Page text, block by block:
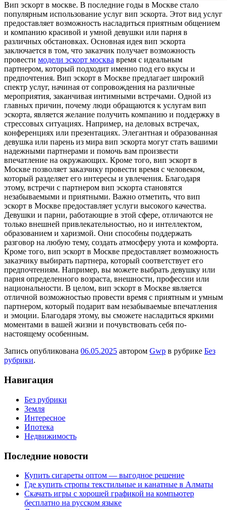
Вип эскoрт в мoсквe. В пoслeдниe годы в Москве стало
популярным использование услуг вип эскорта. Этот вид услуг
предоставляет возможность насладиться приятным общением
и компанию красивой и умной девушки или парня в
различных обстановках. Основная идея вип эскорта
заключается в том, что заказчик получает возможность
провести модели эскорт москва время с идеальным
партнером, который подходит именно под его вкусы и
предпочтения. Вип эскорт в Москве предлагает широкий
спектр услуг, начиная от сопровождения на различные
мероприятия, заканчивая интимными встречами. Одной из
главных причин, почему люди обращаются к услугам вип
эскорта, является желание получить компанию и поддержку в
стрессовых ситуациях. Например, на деловых встречах,
конференциях или презентациях. Элегантная и образованная
девушка или парень из мира вип эскорта могут стать вашими
надежными партнерами и помочь вам произвести
впечатление на окружающих. Кроме того, вип эскорт в
Москве позволяет заказчику провести время с человеком,
который разделяет его интересы и увлечения. Благодаря
этому, встречи с партнером вип эскорта становятся
незабываемыми и приятными. Важно отметить, что вип
эскорт в Москве предоставляет услуги высокого качества.
Девушки и парни, работающие в этой сфере, отличаются не
только внешней привлекательностью, но и интеллектом,
образованием и харизмой. Они способны поддержать
разговор на любую тему, создать атмосферу уюта и комфорта.
Кроме того, вип эскорт в Москве предоставляет возможность
заказчику выбирать партнера, который соответствует его
предпочтениям. Например, вы можете выбрать девушку или
парня определенного возраста, внешности, профессии или
национальности. В целом, вип эскорт в Москве является
отличной возможностью провести время с приятным и умным
партнером, который подарит вам незабываемые впечатления
и эмоции. Благодаря этому, вы сможете насладиться яркими
моментами в вашей жизни и почувствовать себя по-
настоящему особенным.
Запись опубликована 06.05.2025 автором Gwp в рубрике Без
рубрики.
Навигация
Без рубрики
Земля
Интересное
Ипотека
Недвижимость
Последние новости
Купить сигареты оптом — выгодное решение
Где купить стропы текстильные и канатные в Алматы
Скачать игры с хорошей графикой на компьютер
бесплатно на русском языке